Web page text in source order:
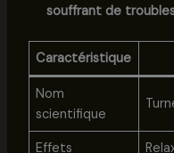
souffrant de
Caractéristique
Nom
scientifique
Effets